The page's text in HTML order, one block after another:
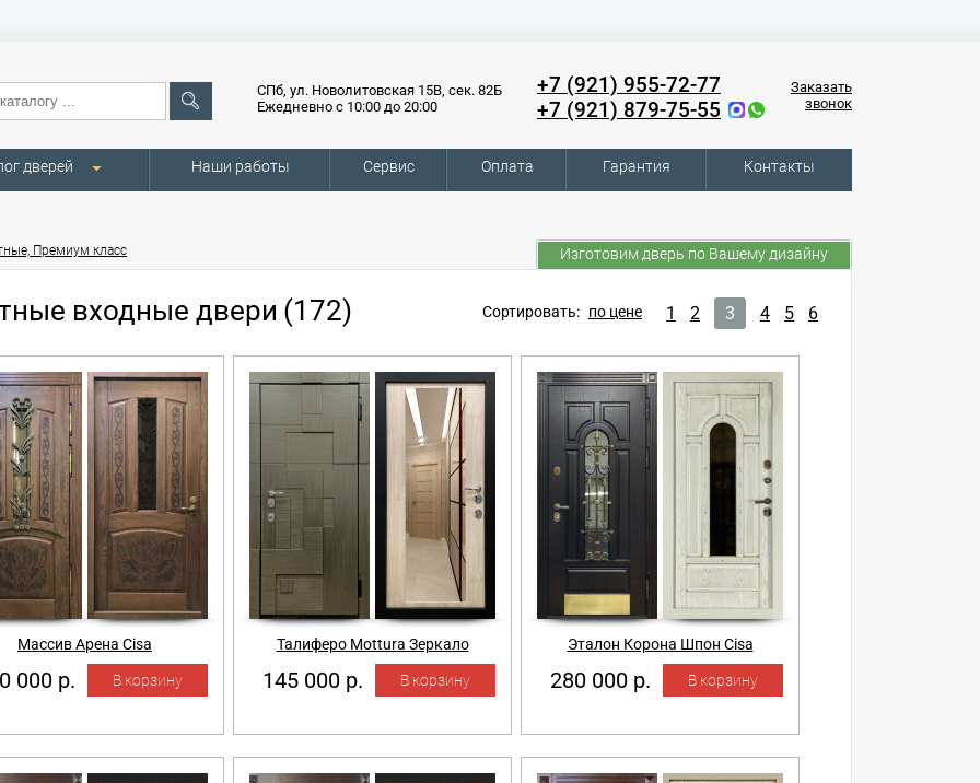
СПб, ул. Новолитовская 15В, сек. 82Б
Ежедневно с 10:00 до 20:00
+7 (921) 955-72-77
+7 (921) 879-75-55
Заказать
звонок
дверей Наши работы Сервис Оплата Гарантия Контакты
Премиум класс Изготовим дверь по Вашему дизайну
входные двери (172) 1 2 3 4 5 6
Сортировать: по цене
Массив Арена Cisa
000 р.
Талиферо Mottura Зеркало
145 000 р.
Эталон Корона Шпон Cisa
280 000 р.